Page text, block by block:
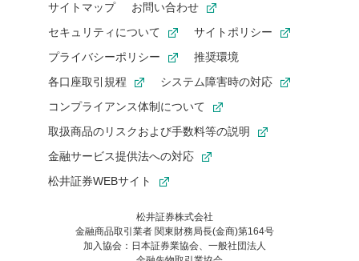
サイトマップ
お問い合わせ
セキュリティについて
サイトポリシー
プライバシーポリシー
推奨環境
各口座取引規程
システム障害時の対応
コンプライアンス体制について
取扱商品のリスクおよび手数料等の説明
金融サービス提供法への対応
松井証券WEBサイト
松井証券株式会社
金融商品取引業者 関東財務局長(金商)第164号
加入協会：日本証券業協会、一般社団法人
お気に入り機能は松井証券の会員限定の機能です。
お気に入り登録いただくと、後からいつでもお気に入りのコンテ